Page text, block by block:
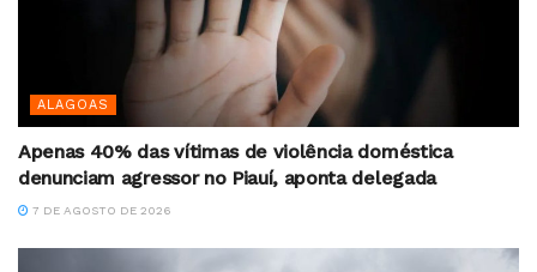
ALAGOAS
Apenas 40% das vítimas de violência doméstica
denunciam agressor no Piauí, aponta delegada
7 DE AGOSTO DE 2026